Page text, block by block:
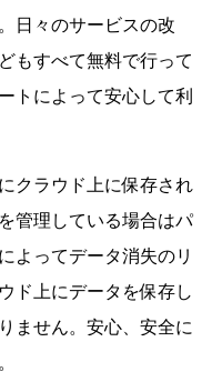
日々のサービスの改
もすべて無料で行って
トによって安心して利
クラウド上に保存され
管理している場合はパ
よってデータ消失のリ
ド上にデータを保存し
ません。安心、安全に